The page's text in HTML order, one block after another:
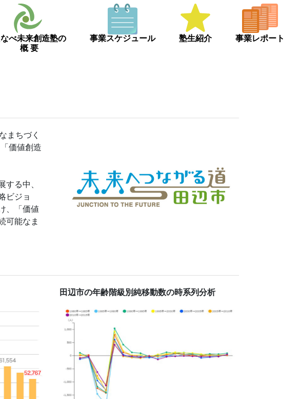
べ未来創造塾の
概 要
事業スケジュール 塾生紹介 事業レポート
まちづく
価値創造
る中、
ビジョ
、「価値
可能なま
田辺市の年齢階級別純移動数の時系列分析